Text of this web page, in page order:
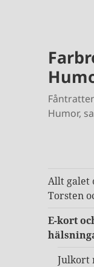
Humor,
Allt galet
Torsten
E-kort
Julkort